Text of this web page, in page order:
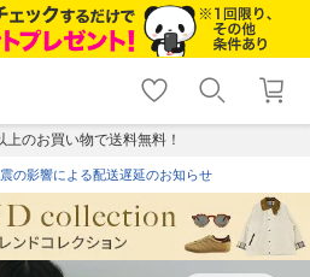
shopping_cart lock_outline
ログイン
のお買い物で送料無料！
の影響による配送遅延のお知らせ